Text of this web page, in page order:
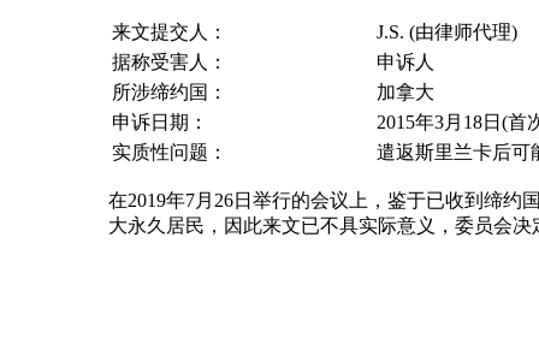
来文提交人：
J.S. (由律师代理)
据称受害人：
申诉人
所涉缔约国：
加拿大
申诉日期：
2015年3月18日(首
实质性问题：
遣返斯里兰卡后可
在2019年7月26日举行的会议上，鉴于已收到缔约
大永久居民，因此来文已不具实际意义，委员会决